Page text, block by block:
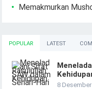
Memakmurkan
POPULAR LATEST
8